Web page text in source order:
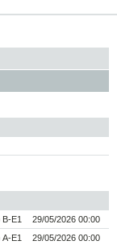
E1
29/05/2026 00:00
E1
29/05/2026 00:00